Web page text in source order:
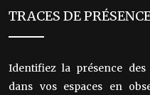
TRACES DE
Identifiez la présence
dans vos espaces en